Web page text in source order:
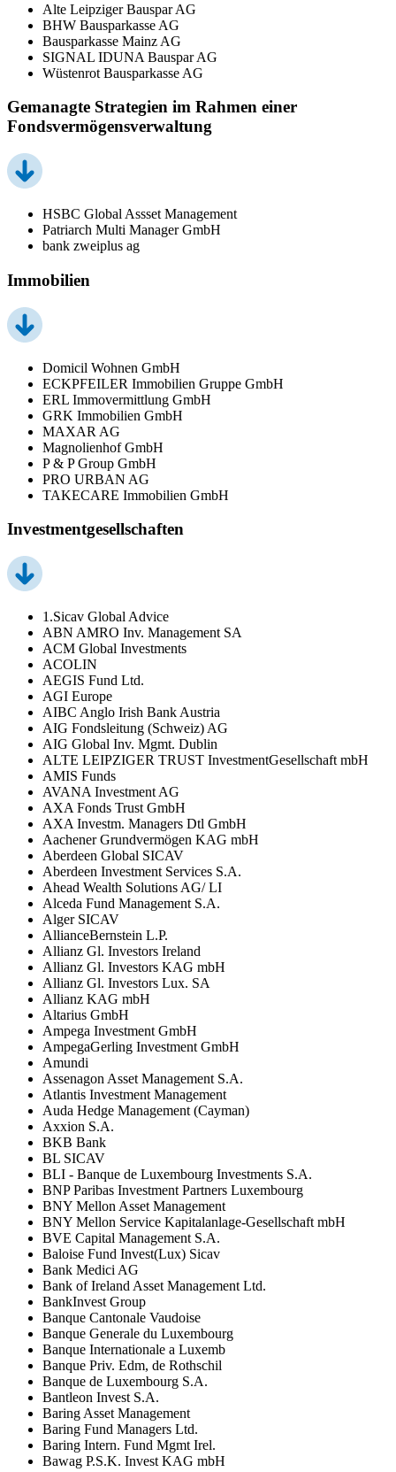
Alte Leipziger Bauspar AG
BHW Bausparkasse AG
Bausparkasse Mainz AG
SIGNAL IDUNA Bauspar AG
Wüstenrot Bausparkasse AG
Gemanagte Strategien im Rahmen einer
Fondsvermögensverwaltung
HSBC Global Assset Management
Patriarch Multi Manager GmbH
bank zweiplus ag
Immobilien
Domicil Wohnen GmbH
ECKPFEILER Immobilien Gruppe GmbH
ERL Immovermittlung GmbH
GRK Immobilien GmbH
MAXAR AG
Magnolienhof GmbH
P & P Group GmbH
PRO URBAN AG
TAKECARE Immobilien GmbH
Investmentgesellschaften
1.Sicav Global Advice
ABN AMRO Inv. Management SA
ACM Global Investments
ACOLIN
AEGIS Fund Ltd.
AGI Europe
AIBC Anglo Irish Bank Austria
AIG Fondsleitung (Schweiz) AG
AIG Global Inv. Mgmt. Dublin
ALTE LEIPZIGER TRUST InvestmentGesellschaft mbH
AMIS Funds
AVANA Investment AG
AXA Fonds Trust GmbH
AXA Investm. Managers Dtl GmbH
Aachener Grundvermögen KAG mbH
Aberdeen Global SICAV
Aberdeen Investment Services S.A.
Ahead Wealth Solutions AG/ LI
Alceda Fund Management S.A.
Alger SICAV
AllianceBernstein L.P.
Allianz Gl. Investors Ireland
Allianz Gl. Investors KAG mbH
Allianz Gl. Investors Lux. SA
Allianz KAG mbH
Altarius GmbH
Ampega Investment GmbH
AmpegaGerling Investment GmbH
Amundi
Assenagon Asset Management S.A.
Atlantis Investment Management
Auda Hedge Management (Cayman)
Axxion S.A.
BKB Bank
BL SICAV
BLI - Banque de Luxembourg Investments S.A.
BNP Paribas Investment Partners Luxembourg
BNY Mellon Asset Management
BNY Mellon Service Kapitalanlage-Gesellschaft mbH
BVE Capital Management S.A.
Baloise Fund Invest(Lux) Sicav
Bank Medici AG
Bank of Ireland Asset Management Ltd.
BankInvest Group
Banque Cantonale Vaudoise
Banque Generale du Luxembourg
Banque Internationale a Luxemb
Banque Priv. Edm, de Rothschil
Banque de Luxembourg S.A.
Bantleon Invest S.A.
Baring Asset Management
Baring Fund Managers Ltd.
Baring Intern. Fund Mgmt Irel.
Bawag P.S.K. Invest KAG mbH